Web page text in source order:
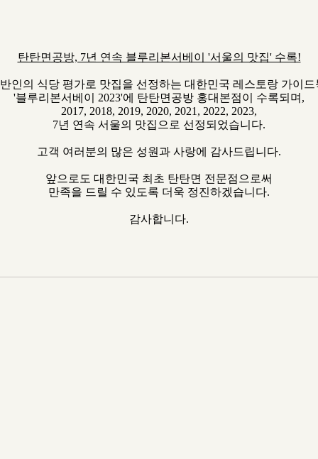
탄탄면공방, 7년 연속 블루리본서베이 '서울의 맛집' 수록!
인의 식당 평가로 맛집을 선정하는 대한민국 레스토랑 가이
'블루리본서베이 2023'에 탄탄면공방 홍대본점이 수록되며,
2017, 2018, 2019, 2020, 2021, 2022, 2023,
7년 연속 서울의 맛집으로 선정되었습니다.
고객 여러분의 많은 성원과 사랑에 감사드립니다.
앞으로도 대한민국 최초 탄탄면 전문점으로써
만족을 드릴 수 있도록 더욱 정진하겠습니다.
감사합니다.